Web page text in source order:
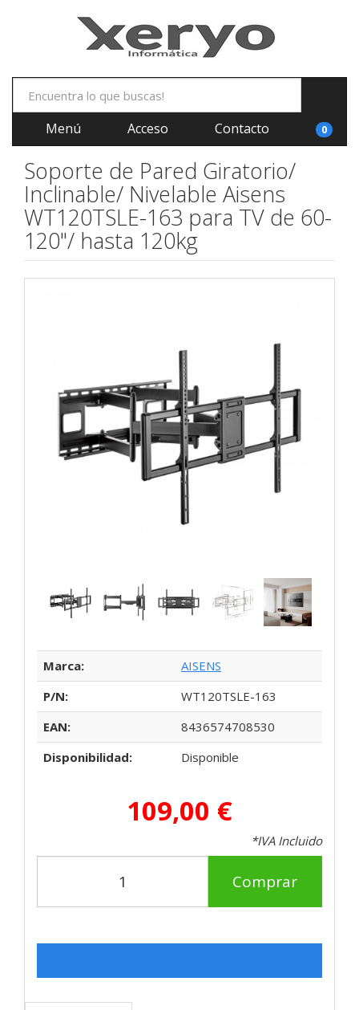
Menú Acceso Contacto 0
Soporte de Pared Giratorio/
Inclinable/ Nivelable Aisens
WT120TSLE-163 para TV de 60-
120"/ hasta 120kg
Marca:
AISENS
P/N:
WT120TSLE-163
EAN:
8436574708530
Disponibilidad:
Disponible
109,00 €
*IVA Incluido
Comprar